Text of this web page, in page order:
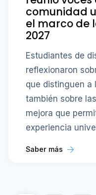
comunidad
el marco de
2027
Estudiantes de
reflexionaron
que distinguen a
también sobre
mejora que
experiencia
Saber más